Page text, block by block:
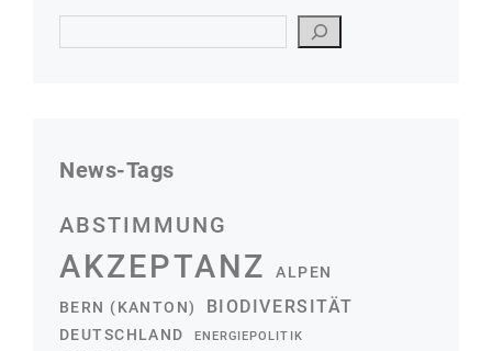
News-Tags
ABSTIMMUNG
AKZEPTANZ
ALPEN
BERN (KANTON)
BIODIVERSITÄT
DEUTSCHLAND ENERGIEPOLITIK